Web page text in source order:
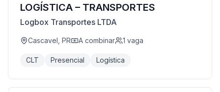
LOGÍSTICA – TRANSPORTES
Logbox Transportes LTDA
Cascavel, PR A combinar 1 vaga
CLT Presencial Logística